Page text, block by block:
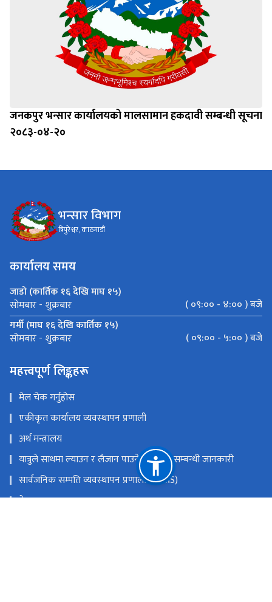
जनकपुर भन्सार कार्यालयको मालसामान हकदावी सम्बन्धी सूचना
२०८३-०४-२०
भन्सार विभाग
त्रिपुरेश्वर, काठमाडौं
कार्यालय समय
जाडो (कार्तिक १६ देखि माघ १५)
सोमबार - शुक्रबार
( ०९:०० - ४:०० ) बजे
गर्मी (माघ १६ देखि कार्तिक १५)
सोमबार - शुक्रबार ( ०९:०० - ५:०० ) बजे
महत्त्वपूर्ण लिङ्कहरू
मेल चेक गर्नुहोस
एकीकृत कार्यालय व्यवस्थापन प्रणाली
अर्थ मन्त्रालय
यात्रुले साथमा ल्याउन र लैजान पाउने मालवस्तु सम्बन्धी जानकारी
सार्वजनिक सम्पति व्यवस्थापन प्रणाली (PAMS)
नेपाल राजपत्र